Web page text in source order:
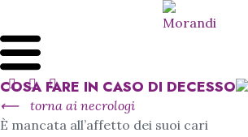
COSA FARE IN CASO DI DECESSO
⟵
torna ai necrologi
È mancata all’affetto dei suoi cari